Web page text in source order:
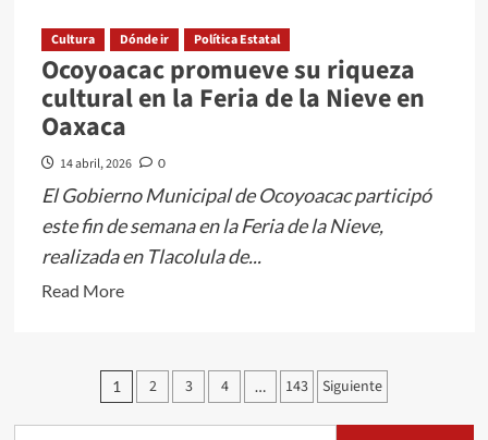
Cultura Dónde ir Política Estatal
Ocoyoacac promueve su riqueza
cultural en la Feria de la Nieve en
Oaxaca
14 abril, 2026 0
El Gobierno Municipal de Ocoyoacac participó
este fin de semana en la Feria de la Nieve,
realizada en Tlacolula de...
Read MoreRead
Ocoyoacac
promueve
su
Paginación
de
1 2 3 4 … 143 Siguiente